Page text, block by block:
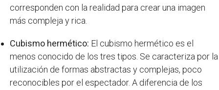
corresponden con la realidad para crear una imagen
más compleja y rica.
Cubismo hermético: El cubismo hermético es el
menos conocido de los tres tipos. Se caracteriza por la
utilización de formas abstractas y complejas, poco
reconocibles por el espectador. A diferencia de los